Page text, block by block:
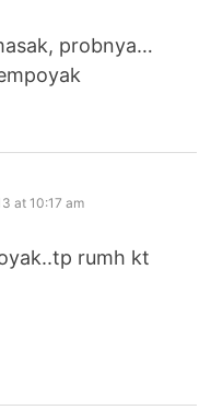
probnya…
at 10:17 am
rumh kt